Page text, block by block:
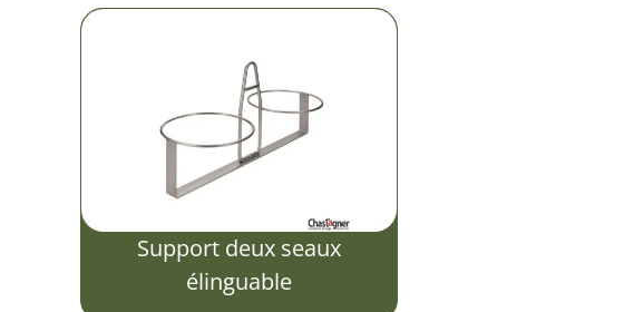
Support deux seaux
élinguable